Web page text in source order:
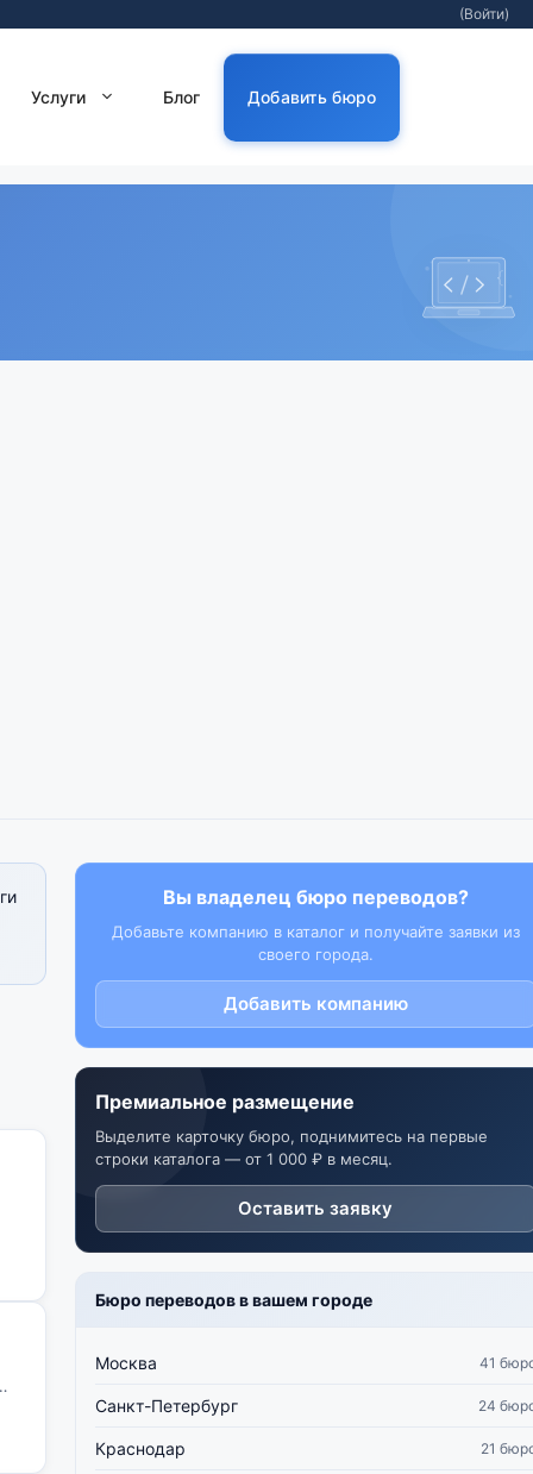
(Войти)
Услуги Блог Добавить бюро
Вы владелец бюро переводов?
Добавьте компанию в каталог и получайте заявки из
своего города.
Добавить компанию
Премиальное размещение
Выделите карточку бюро, поднимитесь на первые
строки каталога — от 1 000 ₽ в месяц.
Оставить заявку
Бюро переводов в вашем городе
Москва 41
Санкт-Петербург 24
Краснодар 21